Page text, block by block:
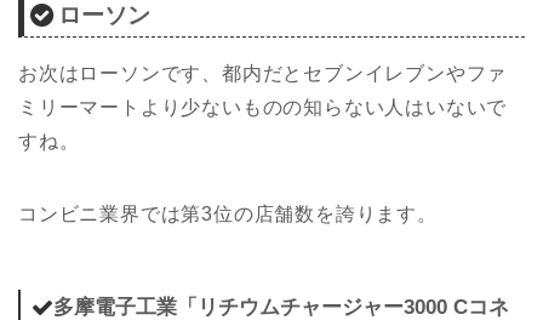
ローソン
お次はローソンです、都内だとセブンイレブンやファ
ミリーマートより少ないものの知らない人はいないで
すね。
コンビニ業界では第3位の店舗数を誇ります。
多摩電子工業「リチウムチャージャー3000 Cコネ